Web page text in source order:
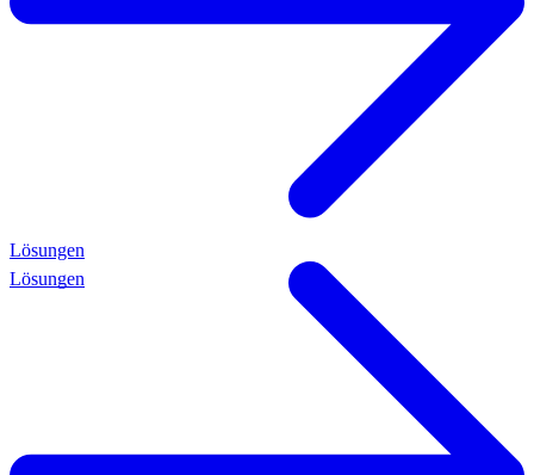
Lösungen